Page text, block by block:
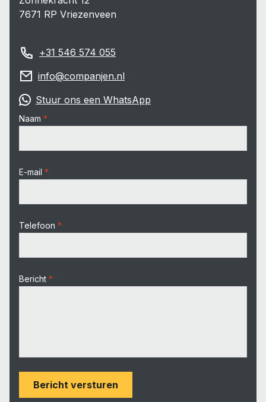
7671 RP Vriezenveen
+31 546 574 055
info@companjen.nl
Stuur ons een WhatsApp
Naam
E-mail
Telefoon
Bericht
Bericht versturen